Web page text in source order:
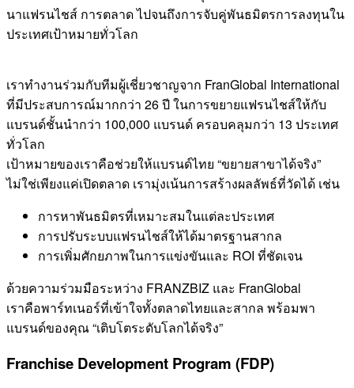
นาแฟรนไชส์ การตลาด ไปจนถึงการจับคู่พันธมิตรการลงทุนใน
ประเทศเป้าหมายทั่วโลก
เราทำงานร่วมกับทีมผู้เชี่ยวชาญจาก FranGlobal International
ที่มีประสบการณ์มากกว่า 26 ปี ในการขยายแฟรนไชส์ให้กับ
แบรนด์ชั้นนำกว่า 100,000 แบรนด์ ครอบคลุมกว่า 13 ประเทศ
ทั่วโลก
เป้าหมายของเราคือช่วยให้แบรนด์ไทย “ขยายสาขาได้จริง”
ไม่ใช่เพียงแค่เปิดตลาด เรามุ่งเน้นการสร้างผลลัพธ์ที่วัดได้ เช่น
การหาพันธมิตรที่เหมาะสมในแต่ละประเทศ
การปรับระบบแฟรนไชส์ให้ได้มาตรฐานสากล
การเพิ่มศักยภาพในการแข่งขันและ ROI ที่ชัดเจน
ด้วยความร่วมมือระหว่าง FRANZBIZ และ FranGlobal
เราคือพาร์ทเนอร์ที่เข้าใจทั้งตลาดไทยและสากล พร้อมพา
แบรนด์ของคุณ “เติบโตระดับโลกได้จริง”
Franchise Development Program (FDP)